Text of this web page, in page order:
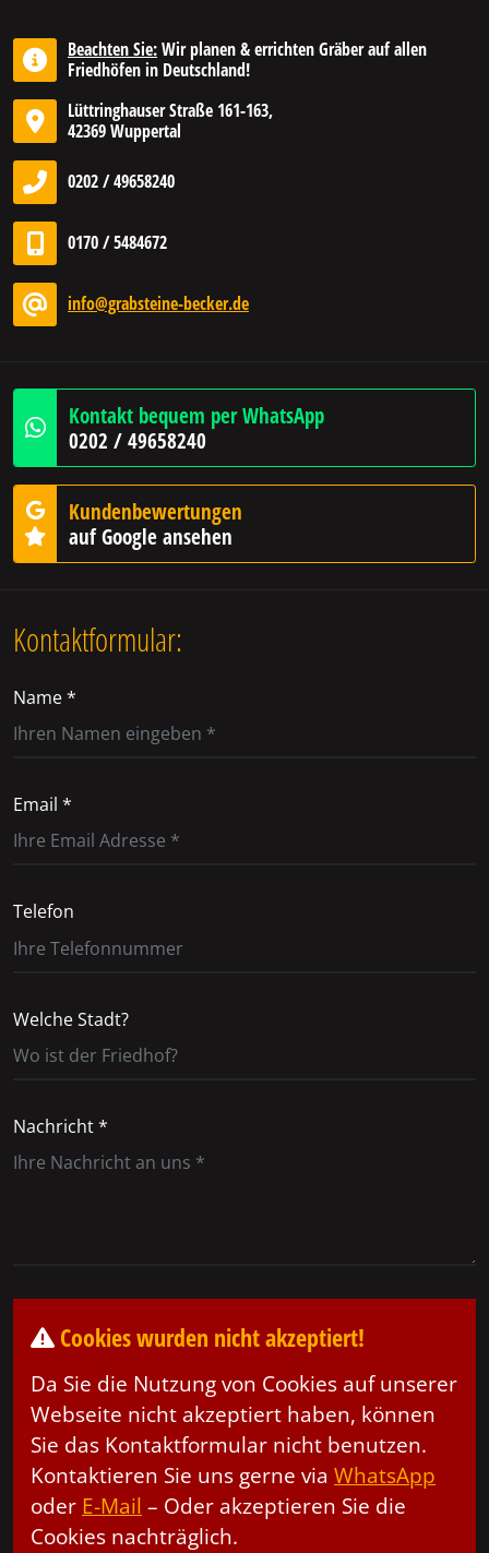
Beachten Sie:Wir planen & errichten Gräber auf allen
Friedhöfen in Deutschland!
Lüttringhauser Straße 161-163,
42369 Wuppertal
0202 / 49658240
0170 / 5484672
info@grabsteine-becker.de
Kontakt bequem per WhatsApp
0202 / 49658240
Kundenbewertungen
auf Google ansehen
Kontaktformular:
Name *
Email *
Telefon
Welche Stadt?
Nachricht *
Cookies wurden nicht akzeptiert!
Da Sie die Nutzung von Cookies auf unserer
Webseite nicht akzeptiert haben, können
Sie das Kontaktformular nicht benutzen.
Kontaktieren Sie uns gerne via WhatsApp
oder E-Mail – Oder akzeptieren Sie die
Cookies nachträglich.